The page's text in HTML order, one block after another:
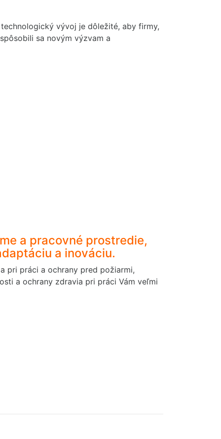
vývoj je dôležité, aby firmy,
sa novým výzvam a
a pracovné prostredie,
a inováciu.
pri práci a ochrany pred požiarmi,
a ochrany zdravia pri práci Vám veľmi